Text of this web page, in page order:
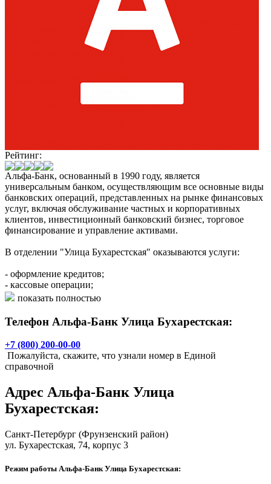
Рейтинг:
Альфа-Банк, основанный в 1990 году, является
универсальным банком, осуществляющим все основные виды
банковских операций, представленных на рынке финансовых
услуг, включая обслуживание частных и корпоративных
клиентов, инвестиционный банковский бизнес, торговое
финансирование и управление активами.
В отделении "Улица Бухарестская" оказываются услуги:
- оформление кредитов;
- кассовые операции;
- выдача карты "Альфа-Cash Ультра".
показать полностью
Телефон Альфа-Банк Улица Бухарестская:
+7 (800) 200-00-00
Пожалуйста, скажите, что узнали номер в Единой
справочной
Адрес Альфа-Банк Улица
Бухарестская:
Санкт-Петербург (Фрунзенский район)
ул. Бухарестская, 74, корпус 3
Режим работы Альфа-Банк Улица Бухарестская: